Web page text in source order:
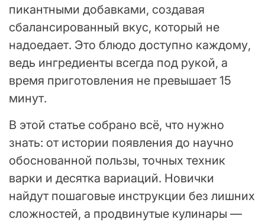
пикантными добавками, создавая
сбалансированный вкус, который не
надоедает. Это блюдо доступно каждому,
ведь ингредиенты всегда под рукой, а
время приготовления не превышает 15
минут.
В этой статье собрано всё, что нужно
знать: от истории появления до научно
обоснованной пользы, точных техник
варки и десятка вариаций. Новички
найдут пошаговые инструкции без лишних
сложностей, а продвинутые кулинары —